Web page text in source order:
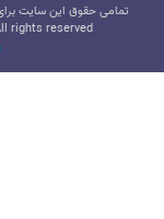
تمامی حقوق این سایت
rights reserved